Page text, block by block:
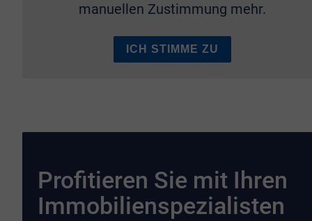
manuellen Zustimmung mehr.
ICH STIMME ZU
Profitieren Sie mit Ihren
Immobilienspezialisten